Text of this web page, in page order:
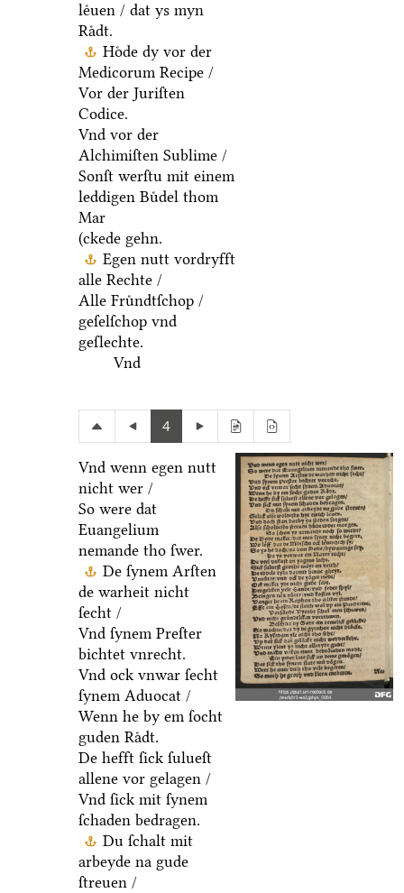
leͤuen / dat ys myn
Raͤdt.
Hoͤde dy vor der
Medicorum Recipe /
Vor der Juriſten
Codice.
Vnd vor der
Alchimiſten Sublime /
Sonſt werſtu mit einem
leddigen Buͤdel thom
Mar
(ckede gehn.
Egen nutt vordryfft
alle Rechte /
Alle Fruͤndtſchop /
geſelſchop vnd
geſlechte.
Vnd
4
Vnd wenn egen nutt
nicht wer /
So were dat
Euangelium
nemande tho ſwer.
De ſynem Arſten
de warheit nicht
ſecht /
Vnd ſynem Preſter
bichtet vnrecht.
Vnd ock vnwar ſecht
ſynem Aduocat /
Wenn he by em ſocht
guden Raͤdt.
De hefft ſick ſulueſt
allene vor gelagen /
Vnd ſick mit ſynem
ſchaden bedragen.
Du ſchalt mit
arbeyde na gude
ſtreuen /